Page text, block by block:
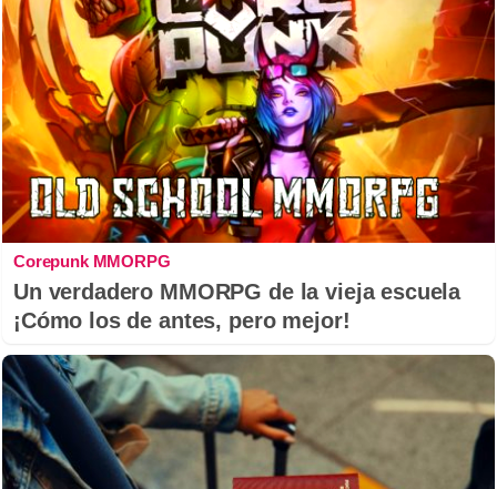
Corepunk MMORPG
Un verdadero MMORPG de la vieja escuela
¡Cómo los de antes, pero mejor!